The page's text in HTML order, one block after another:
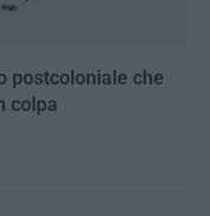
postcoloniale che
colpa